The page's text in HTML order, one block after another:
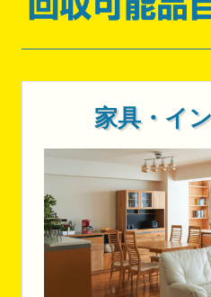
家具・イ